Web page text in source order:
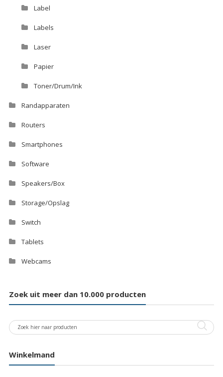
Label
Labels
Laser
Papier
Toner/Drum/Ink
Randapparaten
Routers
Smartphones
Software
Speakers/Box
Storage/Opslag
Switch
Tablets
Webcams
Zoek uit meer dan 10.000 producten
Winkelmand